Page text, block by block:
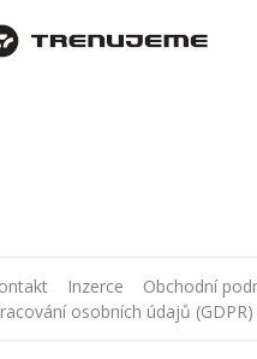
Inzerce
Obchodní
osobních údajů (GDPR)